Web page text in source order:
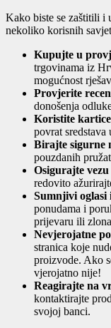
Kako biste se zaštitili i
nekoliko korisnih
Kupujte u
trgovinama iz
mogućnost
Provjerite
donošenja
Koristite
povrat sredstava
Birajte sigurne
pouzdanih
Osigurajte
redovito
Sumnjivi oglasi
ponudama i
prijevaru ili
Nevjerojatne
stranica koje
proizvode. Ako
vjerojatno nije!
Reagirajte na
kontaktirajte
svojoj banci.